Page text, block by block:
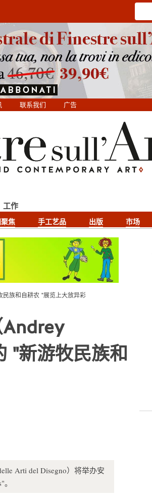
联系我们 广告
焦 手工艺品 出版 市场
工作
族和自耕农 "展览上大放异彩
Andrey
"新游牧民族和
Arti del Disegno）将举办安